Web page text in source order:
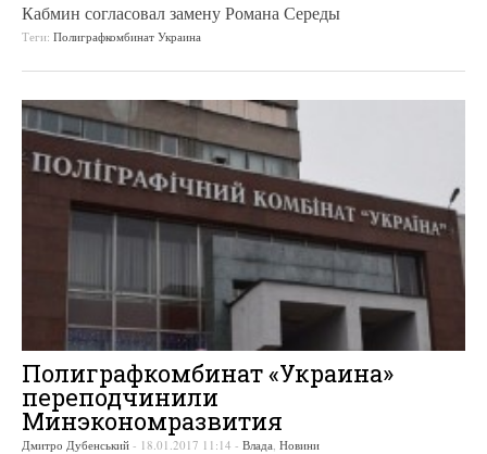
Кабмин согласовал замену Романа Середы
Теги: Полиграфкомбинат Украина
Полиграфкомбинат «Украина»
переподчинили
Минэкономразвития
Дмитро Дубенський - 18.01.2017 11:14 - Влада Новини